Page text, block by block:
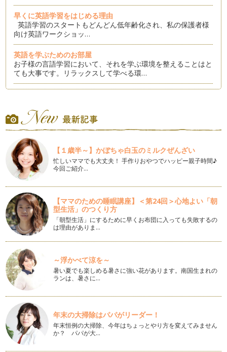
早くに英語学習をはじめる理由
英語学習のスタートもどんどん低年齢化され、私の保護者様
向け英語ワークショッ…
英語を学ぶためのお部屋
お子様の言語学習において、それを学ぶ環境を整えることはと
ても大事です。リラックスして学べる環…
ィンがありますね。ハロウィンのイベン…
ホリデーシーズンを前に：文化学習のヒント
日本はまだ蒸し暑い日々が続いているのでしょうか？ 私の
住むニューヨーク州北…
パパとママだけで英語の指導は可能？
普段アメリカに住んでいる私ですが、今日本に帰省していま
す。帰省中、英語のワークショップを通し…
子どもの英語学習、子ども任せではダメ
「私も英語が堪能だったら、子どもにも沢山教えてあげられた
のに〜。」と呟くパパとママ。英語が苦…
英語のレッスン：プライベートVS. グループ
自分の英語教室をもっと良くしていくために、レッスンスタイ
ルについていろいろと考えていました。…
お家での英語学習法：単語ゲーム
「英語のお勉強をさせようと思っても、子どもが嫌がってやっ
てくれません。どうしたらいいでしょう…
リンガ・フランカとしての英語
「English as a Lingua Franca（リンガ・フランカとしての英
語）」とい…
【１歳半～】かぼちゃ白玉のミルクぜんざい
忙しいママでも大丈夫！ 手作りおやつでハッピー親子時間♪
今回ご紹介…
【ママのための睡眠講座】＜第24回＞心地よい「朝
型生活」のつくり方
「朝型生活」にするために早くお布団に入っても失敗するの
は理由がありま…
～浮かべて涼を～
暑い夏でも楽しめる暑さに強い花があります。南国生まれの
ランは、暑さに…
年末の大掃除はパパがリーダー！
年末恒例の大掃除、今年はちょっとやり方を変えてみません
か？ パパが大…